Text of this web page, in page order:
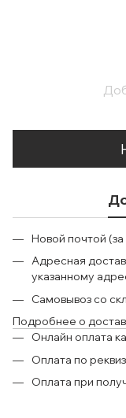
Новой почтой
Адресная
указанному
Самовывоз со
Подробнее о
Онлайн оплата
Оплата по
Оплата при